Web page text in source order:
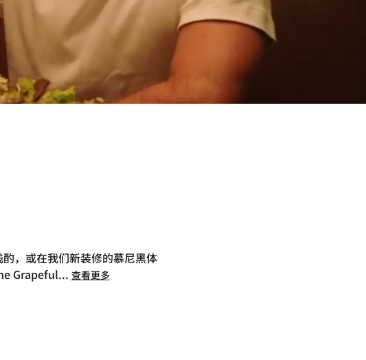
，或在我们新装修的慕尼黑体
Grapeful... 查看更多